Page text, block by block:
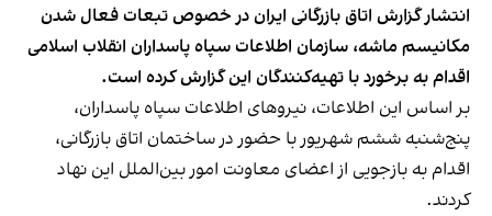
انتشار گزارش اتاق بازرگانی ایران در خصوص تبعات فعال شدن
مکانیسم ماشه،‌ سازمان اطلاعات سپاه پاسداران انقلاب اسلامی
اقدام به برخورد با تهیه‌کنندگان این گزارش کرده است.
بر اساس این اطلاعات، نیروهای اطلاعات سپاه پاسداران،
پنج‌شنبه ششم شهریور با حضور در ساختمان اتاق بازرگانی،
اقدام به بازجویی از اعضای معاونت امور بین‌الملل این نهاد
کردند.